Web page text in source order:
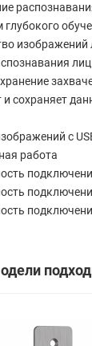
глубокого
изображений
и сохраняет
с
работа